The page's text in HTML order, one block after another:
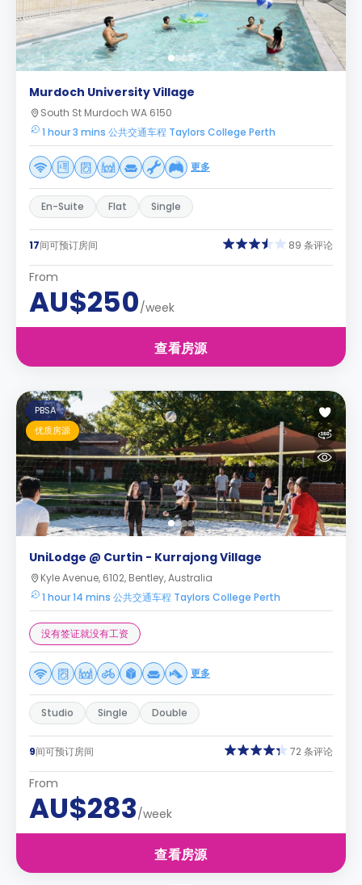
Murdoch University Village
South St Murdoch WA 6150
1 hour 3 mins 公共交通车程 Taylors College Perth
更多
En-Suite Flat Single
17间可预订房间 89 条评论
From
AU$250/week
查看房源
PBSA
优质房源
UniLodge @ Curtin - Kurrajong Village
Kyle Avenue, 6102, Bentley, Australia
1 hour 14 mins 公共交通车程 Taylors College Perth
没有签证就没有工资
更多
Studio Single Double
9间可预订房间 72 条评论
From
AU$283/week
查看房源